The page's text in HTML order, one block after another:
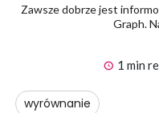
Zawsze dobrze jest
Graph.
1 min
wyrównanie